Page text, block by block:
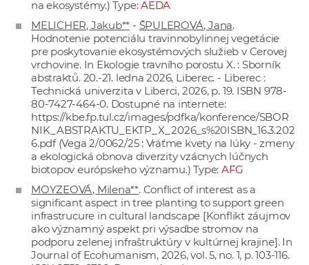
na ekosystémy.) Type:AEDA
MELICHER, Jakub** - ŠPULEROVÁ, Jana.
Hodnotenie potenciálu travinnobylinnej vegetácie
pre poskytovanie ekosystémových služieb v Cerovej
vrchovine. In Ekologie travního porostu X. : Sborník
abstraktů. 20.-21. ledna 2026, Liberec. - Liberec :
Technická univerzita v Liberci, 2026, p. 19. ISBN 978-
80-7427-464-0. Dostupné na internete:
https://kbe.fp.tul.cz/images/pdfka/konference/SBOR
NIK_ABSTRAKTU_EKTP_X_2026_s%20ISBN_16.3.202
6.pdf(Vega 2/0062/25 : Vráťme kvety na lúky - zmeny
a ekologická obnova diverzity vzácnych lúčnych
biotopov európskeho významu.) Type: AFG
MOYZEOVÁ, Milena**. Conflict of interest as a
significant aspect in tree planting to support green
infrastrucure in cultural landscape [Konflikt záujmov
ako významný aspekt pri výsadbe stromov na
podporu zelenej infraštruktúry v kultúrnej krajine]. In
Journal of Ecohumanism, 2026, vol. 5, no. 1, p. 103-116.